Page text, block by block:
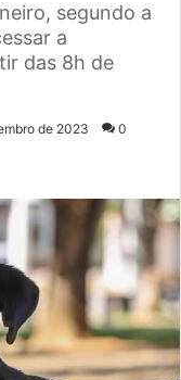
segundo a
a
das 8h de
de 2023 0